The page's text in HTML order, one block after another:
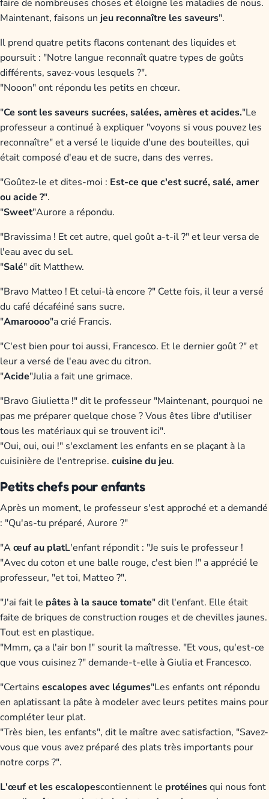
faire de nombreuses choses et éloigne les maladies de nous.
Maintenant, faisons unjeu reconnaître les saveurs".
Il prend quatre petits flacons contenant des liquides et
poursuit : "Notre langue reconnaît quatre types de goûts
différents, savez-vous lesquels ?".
"Nooon" ont répondu les petits en chœur.
"Ce sont les saveurs sucrées, salées, amères et acides."Le
professeur a continué à expliquer "voyons si vous pouvez les
reconnaître" et a versé le liquide d'une des bouteilles, qui
était composé d'eau et de sucre, dans des verres.
"Goûtez-le et dites-moi : Est-ce que c'est sucré, salé, amer
ou acide ?".
"Sweet"Aurore a répondu.
"Bravissima ! Et cet autre, quel goût a-t-il ?" et leur versa de
l'eau avec du sel.
"Salé" dit Matthew.
"Bravo Matteo ! Et celui-là encore ?" Cette fois, il leur a versé
du café décaféiné sans sucre.
"Amaroooo"a crié Francis.
"C'est bien pour toi aussi, Francesco. Et le dernier goût ?" et
leur a versé de l'eau avec du citron.
"Acide"Julia a fait une grimace.
"Bravo Giulietta !" dit le professeur "Maintenant, pourquoi ne
pas me préparer quelque chose ? Vous êtes libre d'utiliser
tous les matériaux qui se trouvent ici".
"Oui, oui, oui !" s'exclament les enfants en se plaçant à la
cuisinière de l'entreprise. cuisine du jeu.
Petits chefs pour enfants
Après un moment, le professeur s'est approché et a demandé
: "Qu'as-tu préparé, Aurore ?"
"Aœuf au platL'enfant répondit : "Je suis le professeur !
"Avec du coton et une balle rouge, c'est bien !" a apprécié le
professeur, "et toi, Matteo ?".
"J'ai fait le pâtes à la sauce tomate" dit l'enfant. Elle était
faite de briques de construction rouges et de chevilles jaunes.
Tout est en plastique.
"Mmm, ça a l'air bon !" sourit la maîtresse. "Et vous, qu'est-ce
que vous cuisinez ?" demande-t-elle à Giulia et Francesco.
"Certains escalopes avec légumes"Les enfants ont répondu
en aplatissant la pâte à modeler avec leurs petites mains pour
compléter leur plat.
"Très bien, les enfants", dit le maître avec satisfaction, "Savez-
vous que vous avez préparé des plats très importants pour
notre corps ?".
L'œuf et les escalopescontiennent le protéinesqui nous font